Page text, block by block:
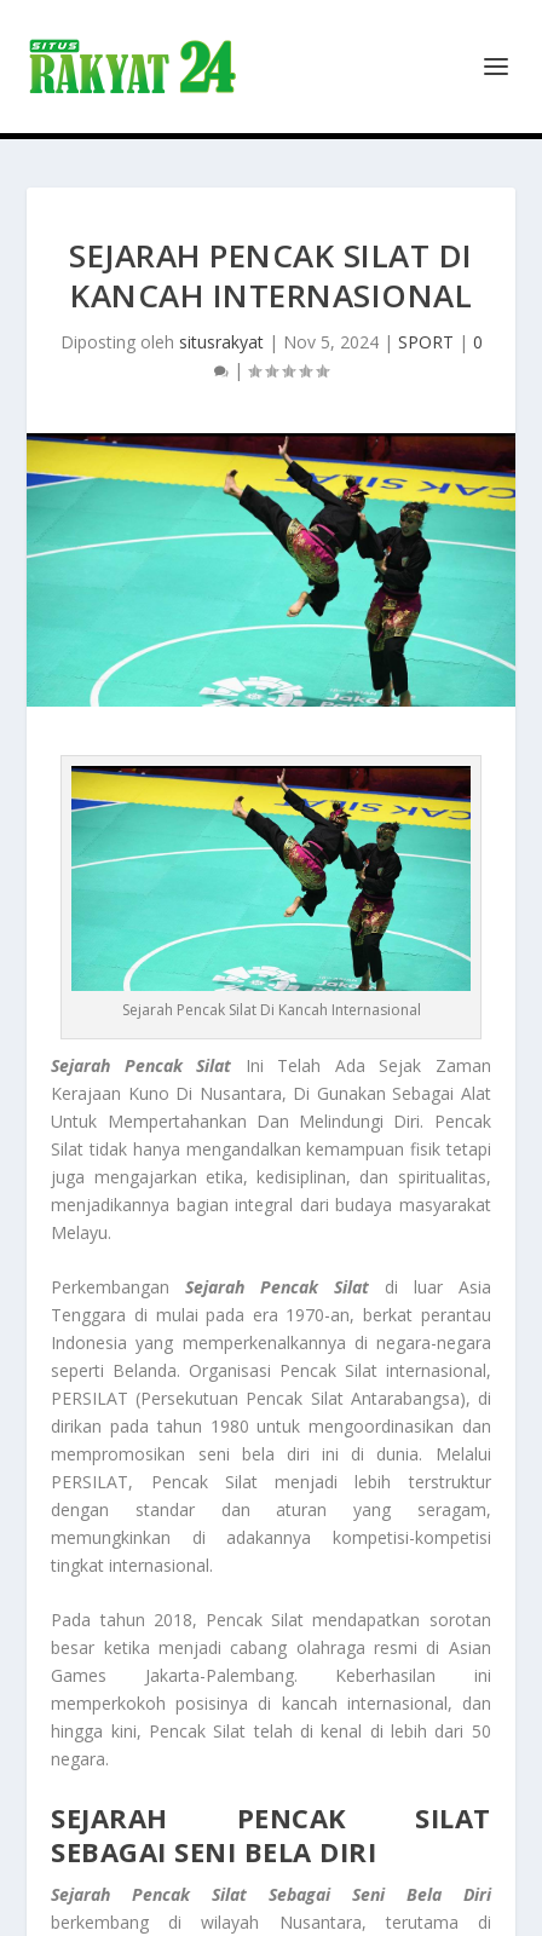
SEJARAH PENCAK SILAT DI
KANCAH INTERNASIONAL
Diposting oleh situsrakyat| Nov 5, 2024| SPORT | 0
|
Sejarah Pencak Silat Di Kancah Internasional
Sejarah Pencak Silat Ini Telah Ada Sejak Zaman
Kerajaan Kuno Di Nusantara, Di Gunakan Sebagai Alat
Untuk Mempertahankan Dan Melindungi Diri. Pencak
Silat tidak hanya mengandalkan kemampuan fisik tetapi
juga mengajarkan etika, kedisiplinan, dan spiritualitas,
menjadikannya bagian integral dari budaya masyarakat
Melayu.
PerkembanganSejarah Pencak Silat di luar Asia
Tenggara di mulai pada era 1970-an, berkat perantau
Indonesia yang memperkenalkannya di negara-negara
seperti Belanda. Organisasi Pencak Silat internasional,
PERSILAT (Persekutuan Pencak Silat Antarabangsa), di
dirikan pada tahun 1980 untuk mengoordinasikan dan
mempromosikan seni bela diri ini di dunia. Melalui
PERSILAT, Pencak Silat menjadi lebih terstruktur
dengan standar dan aturan yang seragam,
memungkinkan di adakannya kompetisi-kompetisi
tingkat internasional.
Pada tahun 2018, Pencak Silat mendapatkan sorotan
besar ketika menjadi cabang olahraga resmi di Asian
Games Jakarta-Palembang. Keberhasilan ini
memperkokoh posisinya di kancah internasional, dan
hingga kini, Pencak Silat telah di kenal di lebih dari 50
negara.
SEJARAH PENCAK SILAT
SEBAGAI SENI BELA DIRI
Sejarah Pencak Silat Sebagai Seni Bela Diri
berkembang di wilayah Nusantara, terutama di